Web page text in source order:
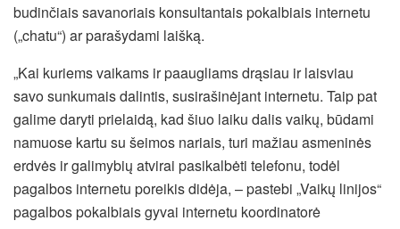
budinčiais savanoriais konsultantais pokalbiais internetu
(„chatu“) ar parašydami laišką.
„Kai kuriems vaikams ir paaugliams drąsiau ir laisviau
savo sunkumais dalintis, susirašinėjant internetu. Taip pat
galime daryti prielaidą, kad šiuo laiku dalis vaikų, būdami
namuose kartu su šeimos nariais, turi mažiau asmeninės
erdvės ir galimybių atvirai pasikalbėti telefonu, todėl
pagalbos internetu poreikis didėja, – pastebi „Vaikų linijos“
pagalbos pokalbiais gyvai internetu koordinatorė